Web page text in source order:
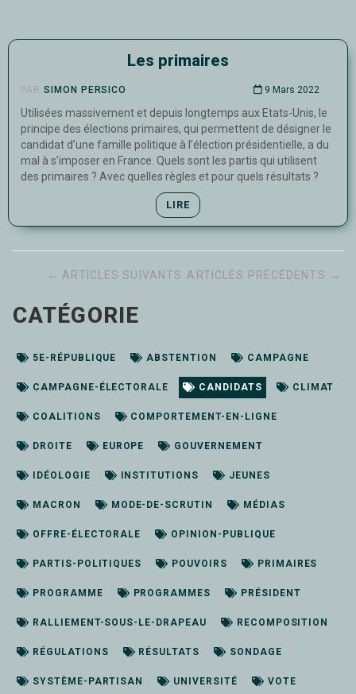
Les primaires
PAR SIMON PERSICO 9 Mars 2022
Utilisées massivement et depuis longtemps aux Etats-Unis, le
principe des élections primaires, qui permettent de désigner le
candidat d’une famille politique à l’élection présidentielle, a du
mal à s’imposer en France. Quels sont les partis qui utilisent
des primaires ? Avec quelles règles et pour quels résultats ?
LIRE
← ARTICLES SUIVANTS ARTICLES PRÉCÉDENTS →
CATÉGORIE
5E-RÉPUBLIQUE ABSTENTION CAMPAGNE
CAMPAGNE-ÉLECTORALE CANDIDATS CLIMAT
COALITIONS COMPORTEMENT-EN-LIGNE
DROITE EUROPE GOUVERNEMENT
IDÉOLOGIE INSTITUTIONS JEUNES
MACRON MODE-DE-SCRUTIN MÉDIAS
OFFRE-ÉLECTORALE OPINION-PUBLIQUE
PARTIS-POLITIQUES POUVOIRS PRIMAIRES
PROGRAMME PROGRAMMES PRÉSIDENT
RALLIEMENT-SOUS-LE-DRAPEAU RECOMPOSITION
RÉGULATIONS RÉSULTATS SONDAGE
SYSTÈME-PARTISAN UNIVERSITÉ VOTE